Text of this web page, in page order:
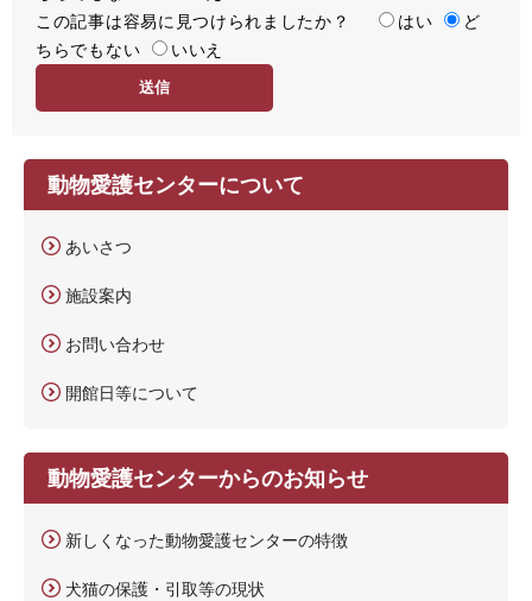
度
容
易
この記事は容易に見つけられましたか？ はい
ど
ちらでもない
いいえ
動物愛護センターについて
あいさつ
施設案内
お問い合わせ
開館日等について
動物愛護センターからのお知らせ
新しくなった動物愛護センターの特徴
犬猫の保護・引取等の現状